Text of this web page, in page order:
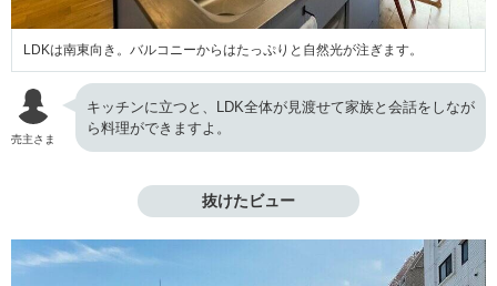
LDKは南東向き。バルコニーからはたっぷりと自然光が注ぎます。
売主さま
キッチンに立つと、LDK全体が見渡せて家族と会話をしなが
ら料理ができますよ。
抜けたビュー